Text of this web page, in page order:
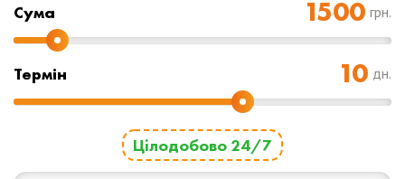
Cума грн.
Термін дн.
Цілодобово 24/7